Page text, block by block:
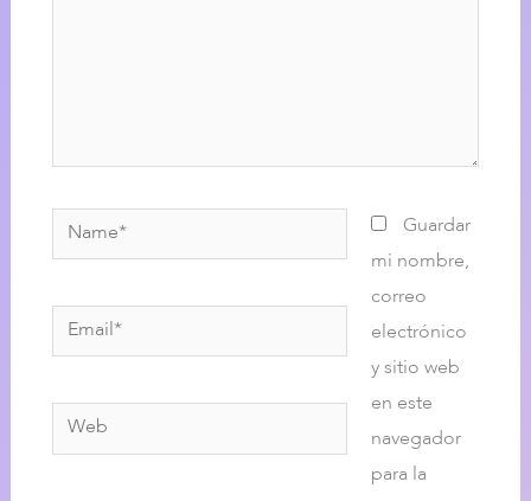
Name*
Email*
Web
Guardar
mi nombre,
correo
electrónico
y sitio web
en este
navegador
para la